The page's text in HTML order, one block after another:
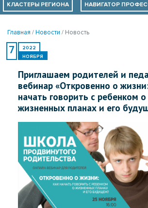
КЛАСТЕРЫ РЕГИОНА НАВИГАТОР
Главная Новости Новость
7 2022
НОЯБРЯ
Приглашаем родителей и
вебинар «Откровенно о
начать говорить с ребенком о
жизненных планах и его